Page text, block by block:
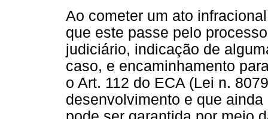
Ao cometer um ato
que este passe pelo
judiciário, indicação de
caso, e encaminhamento
o Art. 112 do ECA (Lei n.
desenvolvimento e que